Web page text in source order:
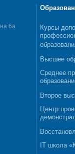
6а
Курсы
Высшее
Среднее
Второе
Центр
IT школа